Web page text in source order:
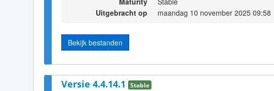
Uitgebracht op
maandag 10 november 2025 09:58
Bekijk bestanden
Versie 4.4.14.1 Stable